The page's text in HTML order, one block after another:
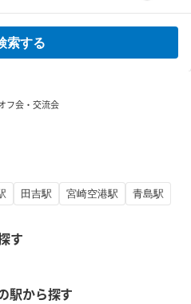
索する
フ会・交流会
田吉駅 宮崎空港駅
青島駅
す
駅から探す